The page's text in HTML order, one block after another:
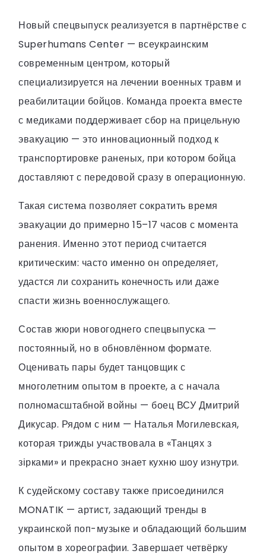
Новый спецвыпуск реализуется в партнёрстве с
Superhumans Center — всеукраинским
современным центром, который
специализируется на лечении военных травм и
реабилитации бойцов. Команда проекта вместе
с медиками поддерживает сбор на прицельную
эвакуацию — это инновационный подход к
транспортировке раненых, при котором бойца
доставляют с передовой сразу в операционную.
Такая система позволяет сократить время
эвакуации до примерно 15–17 часов с момента
ранения. Именно этот период считается
критическим: часто именно он определяет,
удастся ли сохранить конечность или даже
спасти жизнь военнослужащего.
Состав жюри новогоднего спецвыпуска —
постоянный, но в обновлённом формате.
Оценивать пары будет танцовщик с
многолетним опытом в проекте, а с начала
полномасштабной войны — боец ВСУ Дмитрий
Дикусар. Рядом с ним — Наталья Могилевская,
которая трижды участвовала в «Танцях з
зірками» и прекрасно знает кухню шоу изнутри.
К судейскому составу также присоединился
MONATIK — артист, задающий тренды в
украинской поп-музыке и обладающий большим
опытом в хореографии. Завершает четвёрку